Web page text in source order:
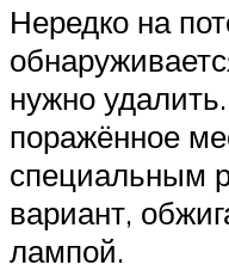
Нередко на
нужно
поражённое
специальным
вариант,
лампой.